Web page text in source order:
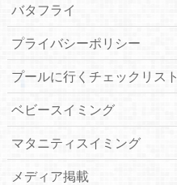
バタフライ
プライバシーポリシー
プールに行くチェックリスト
ベビースイミング
マタニティスイミング
メディア掲載